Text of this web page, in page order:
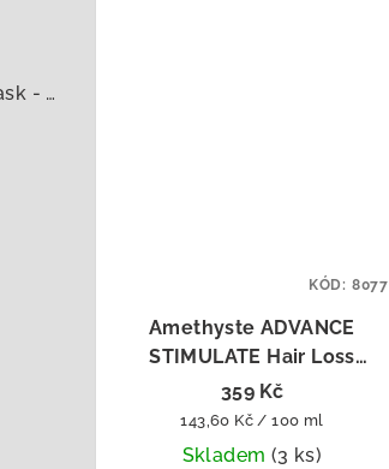
Argan Sublime Argan Oil Mask - arganová maska na vlasy 1000 ml
Amethyste ADVANCE
STIMULATE Hair Loss
Control Shampoo - šampon
proti vypadávání vlasů 250
359 Kč
Měrná
cena:
143,60 Kč / 100 ml
Skladem (3 ks)
KÓD: 8077